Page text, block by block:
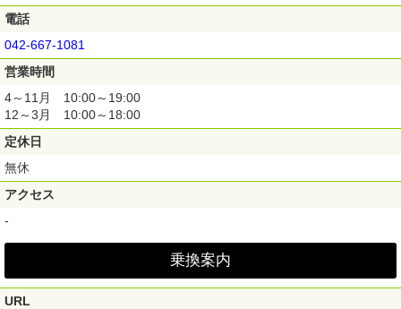
電話
042-667-1081
営業時間
4～11月 10:00～19:00
12～3月 10:00～18:00
定休日
無休
アクセス
-
乗換案内
URL